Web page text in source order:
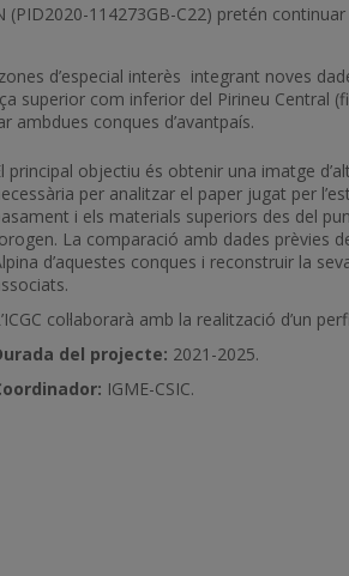
(PID2020-114273GB-C22) pretén
d’especial interès integrant noves
superior com inferior del Pirineu Central
ambdues conques d’avantpaís.
principal objectiu és obtenir una imatge
per analitzar el paper jugat per
i els materials superiors des del
La comparació amb dades prèvies
d’aquestes conques i reconstruir la
col·laborarà amb la realització d’un
del projecte: 2021-2025.
IGME-CSIC.